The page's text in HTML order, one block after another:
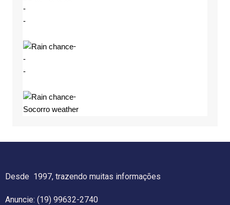
-
-
-
-
-
-
Socorro weather
Desde 1997, trazendo muitas informações
Anuncie: (19) 99632-2740